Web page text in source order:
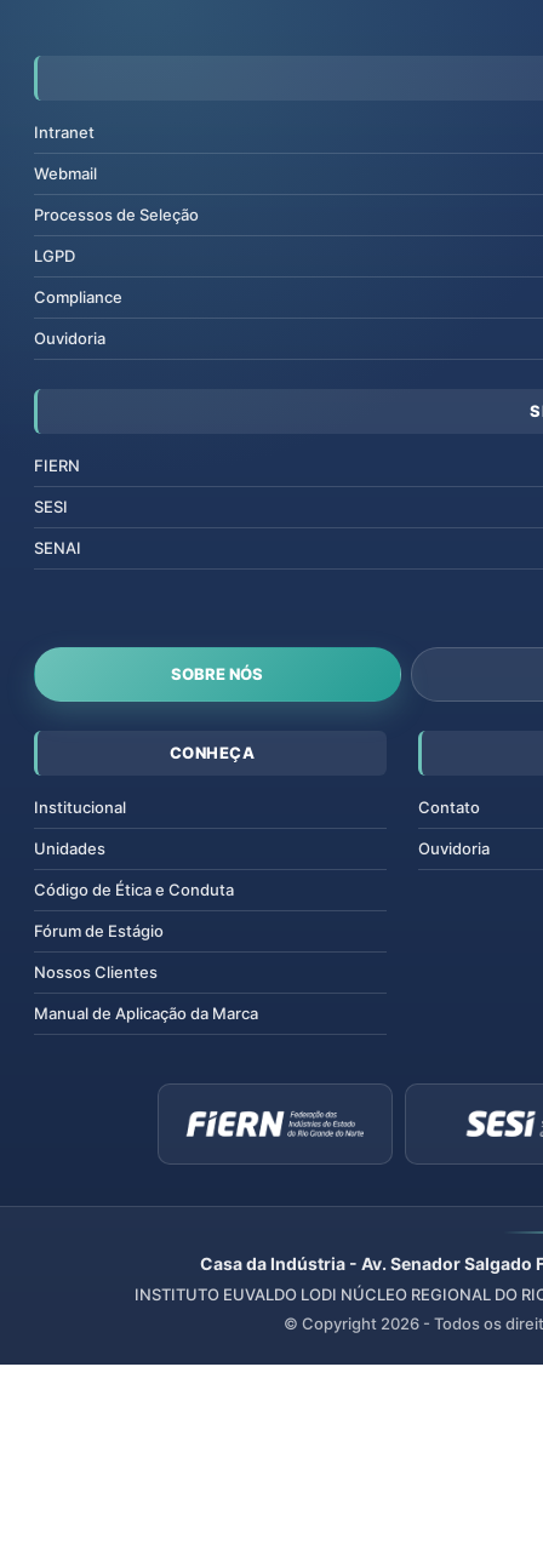
Intranet
Webmail
Processos de Seleção
LGPD
Compliance
Ouvidoria
FIERN
SESI
SENAI
SOBRE NÓS
CONHEÇA
Institucional
Unidades
Código de Ética e Conduta
Fórum de Estágio
Nossos Clientes
Manual de Aplicação da Marca
Contato
Ouvidoria
Casa da Indústria - Av. Senador
INSTITUTO EUVALDO LODI NÚCLEO REGIONAL DO
© Copyright 2026 - Todos os